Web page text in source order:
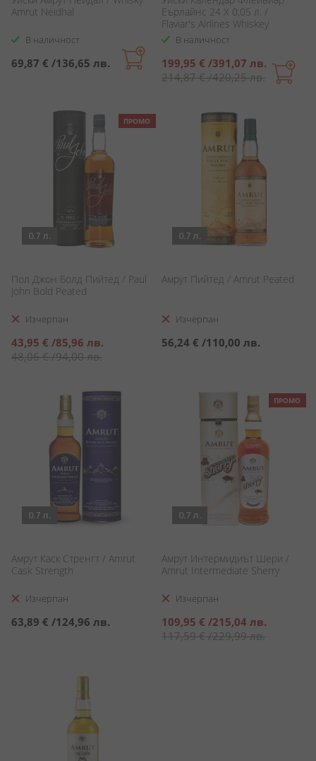
Amrut Neidhal
В наличност
69,87 € /136,65 лв.
Еърлайнс 24 Х 0,05 л. /
Flaviar's Airlines Whiskey
Advent Calendar
В наличност
Специална
цена
199,95 € /391,07 лв.
214,87 €/420,25 лв.
ПРОМО
0.7 л.
Пол Джон Болд Пийтед / Paul
John Bold Peated
Изчерпан
Специална
цена
43,95 € /85,96 лв.
48,06 €/94,00 лв.
0.7 л.
Амрут Пийтед / Amrut Peated
Изчерпан
56,24 € /110,00 лв.
0.7 л.
Амрут Каск Стренгт / Amrut
Cask Strength
Изчерпан
63,89 € /124,96 лв.
ПРОМО
0.7 л.
Амрут Интермидиът Шери /
Amrut Intermediate Sherry
Изчерпан
Специална
цена
109,95 € /215,04 лв.
117,59 €/229,99 лв.